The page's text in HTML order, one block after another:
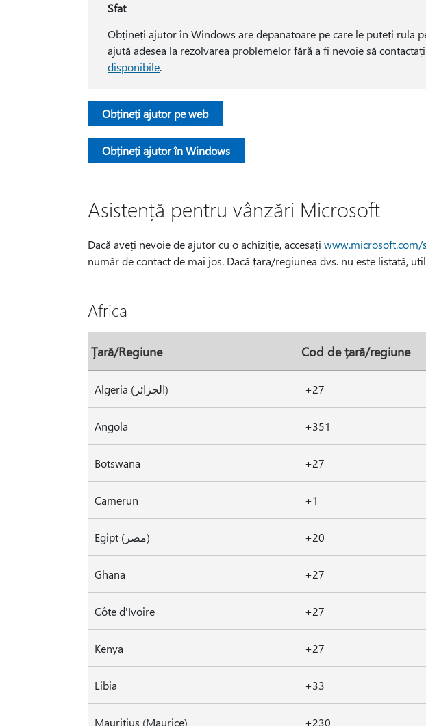
Sfat
Obțineți ajutor în Windows are depanatoare pe care le puteți rula
ajută adesea la rezolvarea problemelor fără a fi nevoie să
disponibile.
Obțineți ajutor pe web
Obțineți ajutor în Windows
Asistență pentru vânzări Microsoft
Dacă aveți nevoie de ajutor cu o achiziție, accesați www.microsoft.com/
număr de contact de mai jos. Dacă țara/regiunea dvs. nu este listată,
Africa
Țară/Regiune Cod de țară/regiune
Algeria (الجزائر) +27
Angola +351
Botswana +27
Camerun +1
Egipt (مصر) +20
Ghana +27
Côte d'Ivoire +27
Kenya +27
Libia +33
Mauritius (Maurice) +230